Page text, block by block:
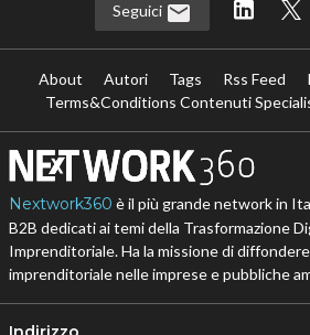
Seguici
About Autori Tags Rss Feed
Terms&Conditions Contenuti
Nextwork360 è il più grande network in
B2B dedicati ai temi della Trasformazione
Imprenditoriale. Ha la missione di
imprenditoriale nelle imprese e pubbliche